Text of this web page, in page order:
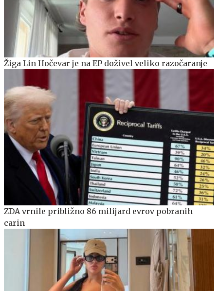
Žiga Lin Hočevar je na EP doživel veliko razočaranje
ZDA vrnile približno 86 milijard evrov pobranih
carin